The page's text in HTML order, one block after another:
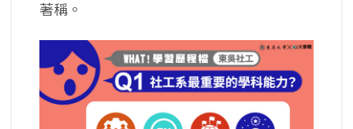
著稱。